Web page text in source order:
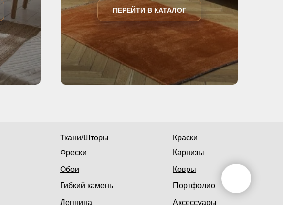
ПЕРЕЙТИ В КАТАЛОГ
Ткани/Шторы
Фрески
Обои
Гибкий камень
Лепнина
Краски
Карнизы
Ковры
Портфолио
Аксессуары